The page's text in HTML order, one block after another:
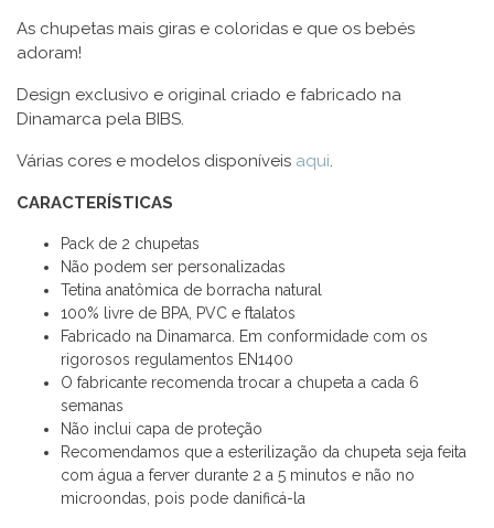
As chupetas mais giras e coloridas e que os bebés
adoram!
Design exclusivo e original criado e fabricado na
Dinamarca pela BIBS.
Várias cores e modelos disponíveis aqui.
CARACTERÍSTICAS
Pack de 2 chupetas
Não podem ser personalizadas
Tetina anatômica de borracha natural
100% livre de BPA, PVC e ftalatos
Fabricado na Dinamarca. Em conformidade com os
rigorosos regulamentos EN1400
O fabricante recomenda trocar a chupeta a cada 6
semanas
Não inclui capa de proteção
Recomendamos que a esterilização da chupeta seja feita
com água a ferver durante 2 a 5 minutos e não no
microondas, pois pode danificá-la